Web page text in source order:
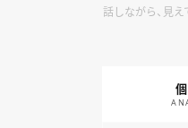
話しながら、見